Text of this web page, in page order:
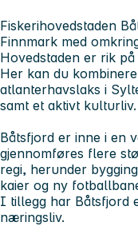
Fiskerihovedstaden
Finnmark med
Hovedstaden er rik
Her kan du
atlanterhavslaks i
samt et aktivt
Båtsfjord er inne i en
gjennomføres flere
regi, herunder
kaier og ny
I tillegg har Båtsfjord
næringsliv.